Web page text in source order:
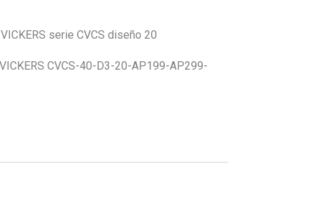
serie CVCS diseño 20
CVCS-40-D3-20-AP199-AP299-